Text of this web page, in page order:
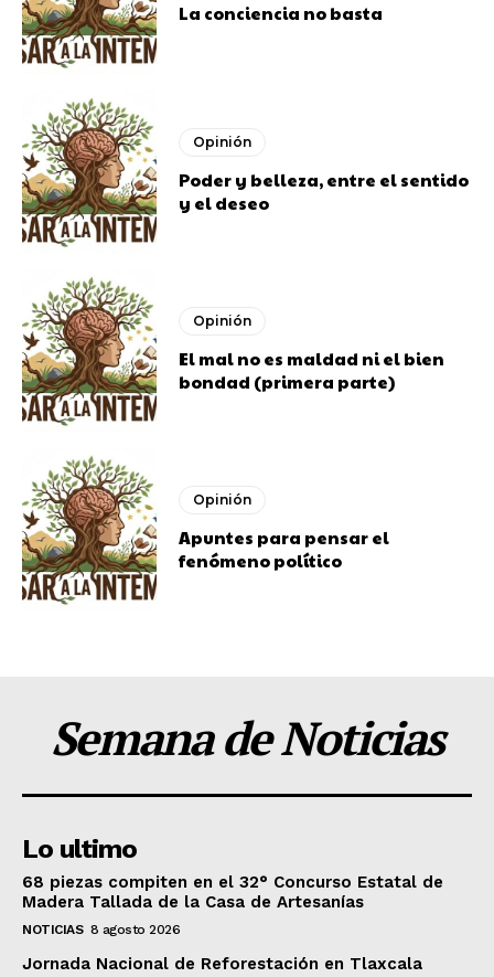
La conciencia no basta
Opinión
Poder y belleza, entre el sentido
y el deseo
Opinión
El mal no es maldad ni el bien
bondad (primera parte)
Opinión
Apuntes para pensar el
fenómeno político
Semana de Noticias
Lo ultimo
68 piezas compiten en el 32° Concurso Estatal de
Madera Tallada de la Casa de Artesanías
NOTICIAS 8 agosto 2026
Jornada Nacional de Reforestación en Tlaxcala